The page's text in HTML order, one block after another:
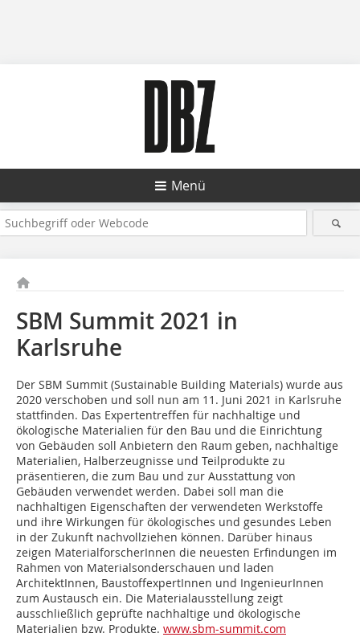
Menü
SBM Summit 2021 in
Karlsruhe
Der SBM Summit (Sustainable Building Materials) wurde aus
2020 verschoben und soll nun am 11. Juni 2021 in Karlsruhe
stattfinden. Das Expertentreffen für nachhaltige und
ökologische Materialien für den Bau und die Einrichtung
von Gebäuden soll Anbietern den Raum geben, nachhaltige
Materialien, Halberzeugnisse und Teilprodukte zu
präsentieren, die zum Bau und zur Ausstattung von
Gebäuden verwendet werden. Dabei soll man die
nachhaltigen Eigenschaften der verwendeten Werkstoffe
und ihre Wirkungen für ökologisches und gesundes Leben
in der Zukunft nachvollziehen können. Darüber hinaus
zeigen MaterialforscherInnen die neuesten Erfindungen im
Rahmen von Materialsonderschauen und laden
ArchitektInnen, BaustoffexpertInnen und IngenieurInnen
zum Austausch ein. Die Materialausstellung zeigt
ausschließlich geprüfte nachhaltige und ökologische
Materialien bzw. Produkte. www.sbm-summit.com